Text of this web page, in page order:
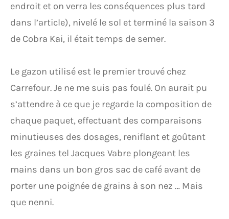
endroit et on verra les conséquences plus tard
dans l’article), nivelé le sol et terminé la saison 3
de Cobra Kai, il était temps de semer.
Le gazon utilisé est le premier trouvé chez
Carrefour. Je ne me suis pas foulé. On aurait pu
s’attendre à ce que je regarde la composition de
chaque paquet, effectuant des comparaisons
minutieuses des dosages, reniflant et goûtant
les graines tel Jacques Vabre plongeant les
mains dans un bon gros sac de café avant de
porter une poignée de grains à son nez … Mais
que nenni.